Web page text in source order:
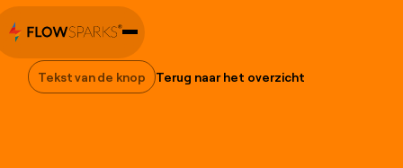
Tekst van de knop
Tekst van de knop Terug naar het overzicht